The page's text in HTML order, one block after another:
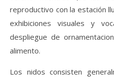
reproductivo con la estación
exhibiciones visuales y
despliegue de
alimento.
Los nidos consisten